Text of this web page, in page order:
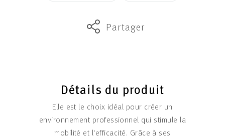
Partager
Détails du produit
Elle est le choix idéal pour créer un
environnement professionnel qui stimule la
mobilité et l'efficacité. Grâce à ses